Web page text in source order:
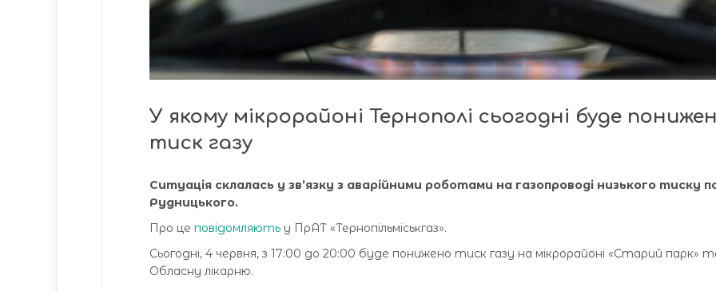
У якому мікрорайоні Тернополі сьогодні буде
тиск газу
Ситуація склалась у зв’язку з аварійними роботами на газопроводі низького тиску
Рудницького.
Про це повідомляють у ПрАТ «Тернопільміськгаз».
Сьогодні, 4 червня, з 17:00 до 20:00 буде понижено тиск газу на мікрорайоні «Старий парк»
Обласну лікарню.